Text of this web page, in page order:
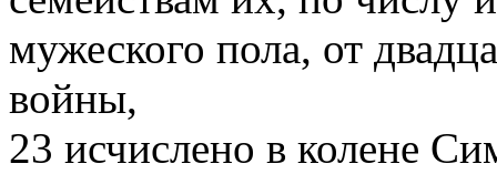
мужеского пола, от
войны,
23 исчислено в колене